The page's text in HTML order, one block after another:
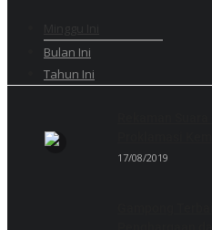
Bulan Ini
Tahun Ini
17/08/2019